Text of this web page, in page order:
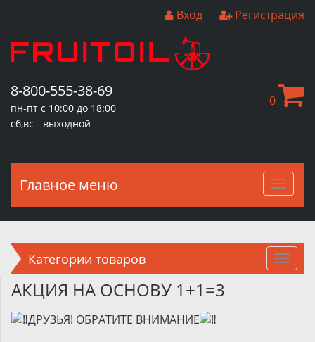
Вход Регистрация
8-800-555-38-69
пн-пт с 10:00 до 18:00
сб,вс - выходной
0
Главное меню
Категории товаров
АКЦИЯ НА ОСНОВУ 1+1=3
ДРУЗЬЯ! ОБРАТИТЕ ВНИМАНИЕ